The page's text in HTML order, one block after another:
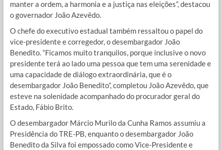
manter a ordem, a harmonia e a justiça nas eleições”, destacou
o governador João Azevêdo.
O chefe do executivo estadual também ressaltou o papel do
vice-presidente e corregedor, o desembargador João
Benedito. “Ficamos muito tranquilos, porque inclusive o novo
presidente terá ao lado uma pessoa que tem uma serenidade e
uma capacidade de diálogo extraordinária, que é o
desembargador João Benedito”, completou João Azevêdo, que
esteve na solenidade acompanhado do procurador geral do
Estado, Fábio Brito.
O desembargador Márcio Murilo da Cunha Ramos assumiu a
Presidência do TRE-PB, enquanto o desembargador João
Benedito da Silva foi empossado como Vice-Presidente e